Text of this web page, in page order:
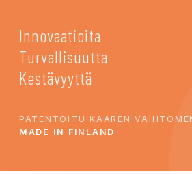
Innovaatioita
Turvallisuutta
Kestävyyttä
PATENTOITU KAAREN
MADE IN FINLAND